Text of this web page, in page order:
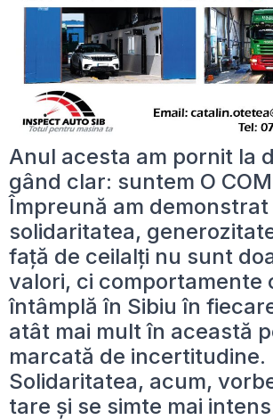
Anul acesta am pornit la
gând clar: suntem O
Împreună am demonstrat
solidaritatea,
față de ceilalți nu sunt
valori, ci comportamente
întâmplă în Sibiu în
atât mai mult în această
marcată de incertitudine.
Solidaritatea, acum,
tare și se simte mai